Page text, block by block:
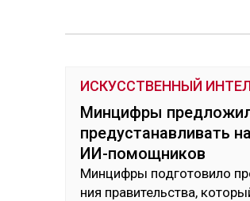
ИСКУССТВЕННЫЙ
Минцифры
предустанавливать
ИИ-помощников
Мин­циф­ры под­го­тови­ло
ния пра­витель­ства,